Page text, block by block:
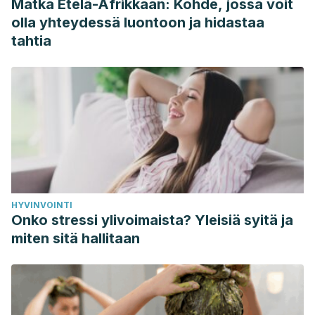
Matka Etelä-Afrikkaan: Kohde, jossa voit
olla yhteydessä luontoon ja hidastaa
tahtia
HYVINVOINTI
Onko stressi ylivoimaista? Yleisiä syitä ja
miten sitä hallitaan